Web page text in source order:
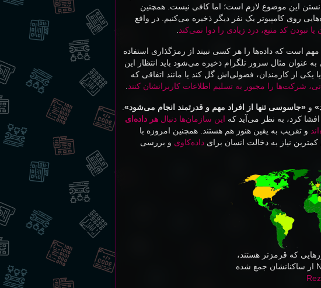
این موضوع لازم است؛ اما کافی نیست. همچنین
روی کامپیوتر یک نفر دیگر ذخیره می‌کنیم. در واقع
کد منبع، درد زیادی را دوا نمی‌کند
است که داده‌ها را هر کسی نبیند از رمزگذاری استفاده
عنوان مثال سرور تلگرام ذخیره می‌شود باید انتظار این
یکی از کارمندان، فضولی‌اش گل کند یا مانند اتفاقی که
شرکت‌ها را مجبور به تسلیم اطلاعات کاربرانشان کنند
و«جاسوسی تنها از افراد مهم و قدرتمند انجام می‌شود»
کرد، به نظر می‌آید که این سازمان‌ها دنبالهر داده‌ای
و تقریب به یقین هنوز هم هستند. همچنین امروزه با
نیاز به دخالت انسان برایداده‌کاوی و بررسی
که قرمز‌تر هستند،
داده‌های بیشتری توسط NSA از ساکنانشان جمع شده